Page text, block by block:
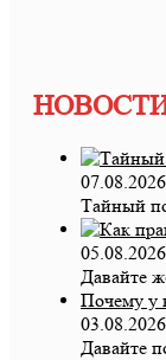
07.08.2026
Тайный
05.08.2026
Давайте
Почему у
03.08.2026
Давайте